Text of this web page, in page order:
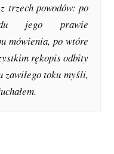
trzech powodów: po
jego prawie
mówienia, po wtóre
rękopis odbity
zawiłego toku myśli,